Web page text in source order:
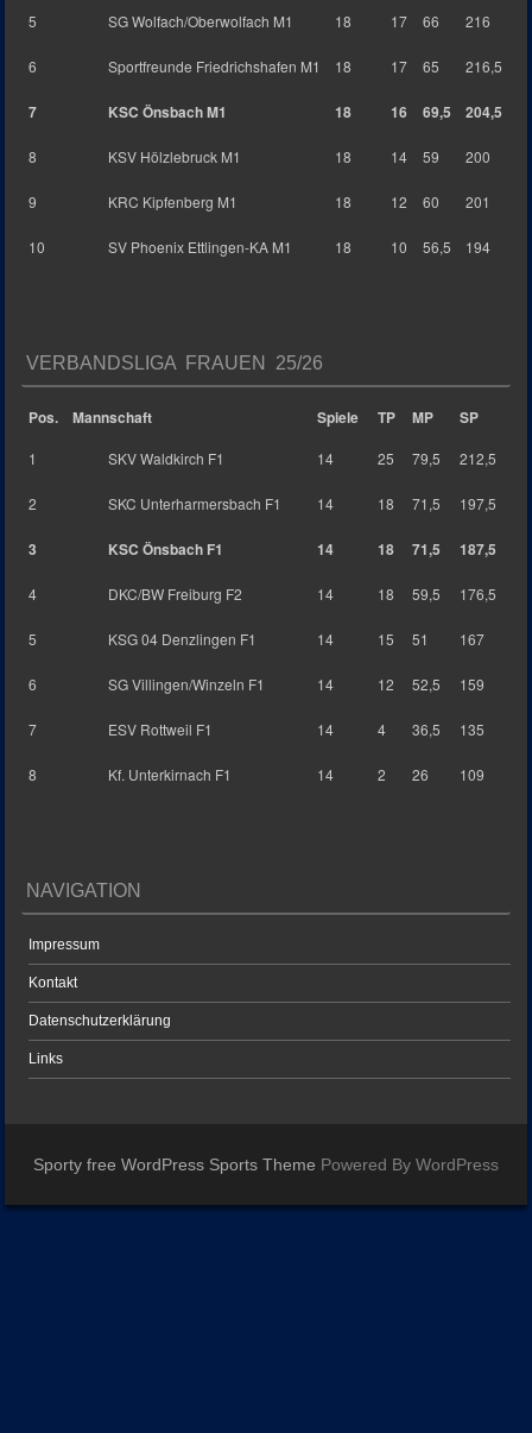
5 SG Wolfach/Oberwolfach M1 18 17 66 216
6 Sportfreunde Friedrichshafen M1 18 17 65 216,5
7 KSC Önsbach M1 18 16 69,5 204,5
8 KSV Hölzlebruck M1 18 14 59 200
9 KRC Kipfenberg M1 18 12 60 201
10 SV Phoenix Ettlingen-KA M1 18 10 56,5 194
VERBANDSLIGA FRAUEN 25/26
Pos. Mannschaft Spiele TP MP SP
1 SKV Waldkirch F1 14 25 79,5 212,5
2 SKC Unterharmersbach F1 14 18 71,5 197,5
3 KSC Önsbach F1 14 18 71,5 187,5
4 DKC/BW Freiburg F2 14 18 59,5 176,5
5 KSG 04 Denzlingen F1 14 15 51 167
6 SG Villingen/Winzeln F1 14 12 52,5 159
7 ESV Rottweil F1 14 4 36,5 135
8 Kf. Unterkirnach F1 14 2 26 109
NAVIGATION
Impressum
Kontakt
Datenschutzerklärung
Links
Sporty free WordPress Sports Theme Powered By WordPress